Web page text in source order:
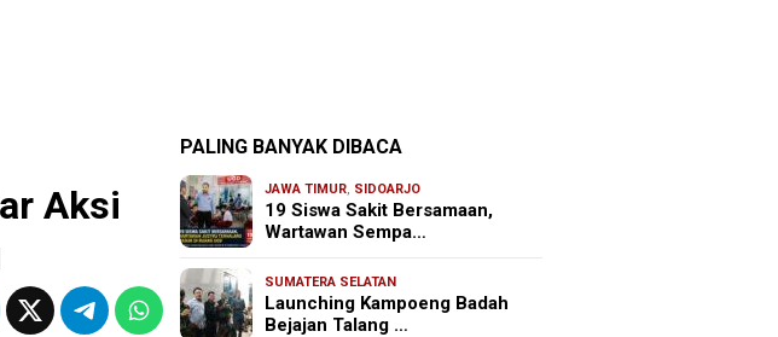
Aksi
PALING BANYAK DIBACA
JAWA TIMUR, SIDOARJO
19 Siswa Sakit Bersamaan,
Wartawan Sempa…
SUMATERA SELATAN
Launching Kampoeng Badah
Bejajan Talang …